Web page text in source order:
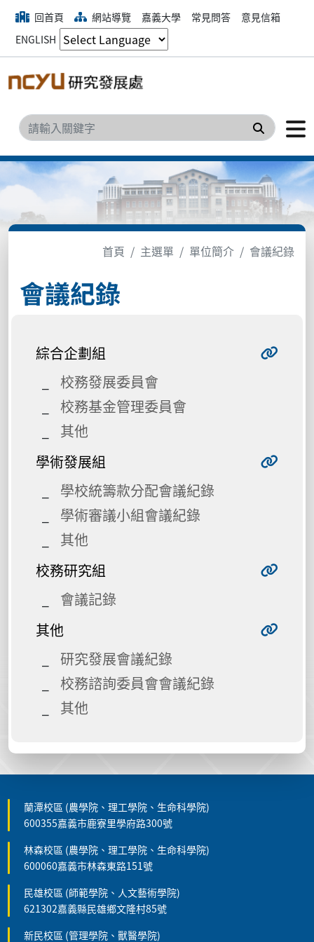
回首頁 網站導覽 嘉義大學 常見問答
意見信箱
ENGLISH
搜尋
首頁 主選單 單位簡介 會議紀錄
會議紀錄
綜合企劃組
校務發展委員會
校務基金管理委員會
其他
學術發展組
學校統籌款分配會議紀錄
學術審議小組會議紀錄
其他
校務研究組
會議記錄
其他
研究發展會議紀錄
校務諮詢委員會會議紀錄
其他
蘭潭校區 (農學院、理工學院、生命科學院)
600355嘉義市鹿寮里學府路300號
林森校區 (農學院、理工學院、生命科學院)
600060嘉義市林森東路151號
民雄校區 (師範學院、人文藝術學院)
621302嘉義縣民雄鄉文隆村85號
新民校區 (管理學院、獸醫學院)